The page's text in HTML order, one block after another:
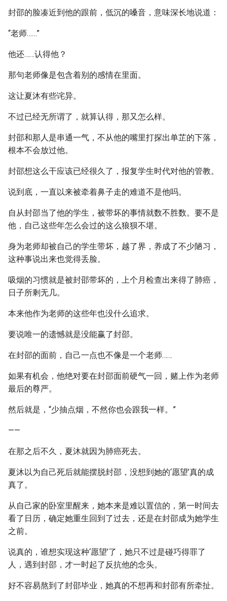
封邵的脸凑近到他的跟前，低沉的嗓音，意味深长地说道：
“老师……”
他还……认得他？
那句老师像是包含着别的感情在里面。
这让夏沐有些诧异。
不过已经无所谓了，就算认得，那又怎么样。
封邵和那人是串通一气，不从他的嘴里打探出单芷的下落，
根本不会放过他。
封邵想这么干应该已经很久了，报复学生时代对他的管教。
说到底，一直以来被牵着鼻子走的难道不是他吗。
自从封邵当了他的学生，被带坏的事情就数不胜数。要不是
他，自己这些年怎么会过的这么狼狈不堪。
身为老师却被自己的学生带坏，越了界，养成了不少陋习，
这种事说出来也觉得丢脸。
吸烟的习惯就是被封邵带坏的，上个月检查出来得了肺癌，
日子所剩无几。
本来他作为老师的这些年也没什么追求。
要说唯一的遗憾就是没能赢了封邵。
在封邵的面前，自己一点也不像是一个老师……
如果有机会，他绝对要在封邵面前硬气一回，赌上作为老师
最后的尊严。
然后就是，“少抽点烟，不然你也会跟我一样。”
——
在那之后不久，夏沐就因为肺癌死去。
夏沐以为自己死后就能摆脱封邵，没想到她的‘愿望’真的成
真了。
从自己家的卧室里醒来，她本来是难以置信的，第一时间去
看了日历，确定她重生回到了过去，还是在封邵成为她学生
之前。
说真的，谁想实现这种‘愿望’了，她只不过是碰巧得罪了
人，遇到封邵，才一时起了反抗他的念头。
好不容易熬到了封邵毕业，她真的不想再和封邵有所牵扯。